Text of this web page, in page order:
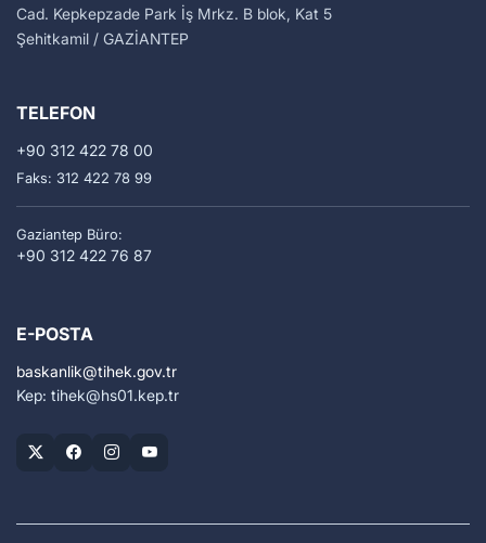
Cad. Kepkepzade Park İş Mrkz. B blok, Kat 5
Şehitkamil / GAZİANTEP
TELEFON
+90 312 422 78 00
Faks: 312 422 78 99
Gaziantep Büro:
+90 312 422 76 87
E-POSTA
baskanlik tihek.gov.tr
Kep: tihek hs01.kep.tr